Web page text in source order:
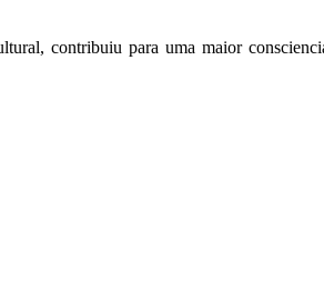
contribuiu para uma maior